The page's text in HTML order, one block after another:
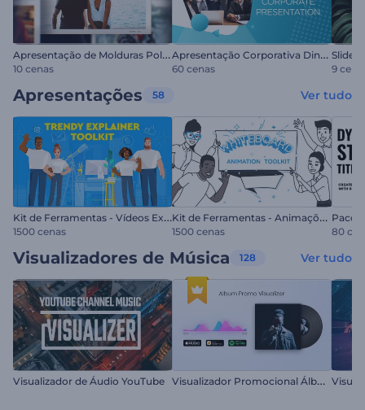
A
presentação de Molduras Polaroid
10 cenas
A
presentação Corporativa Dinâmica
60 cenas 9
Apresentações 58 Ver tudo
K
it de Ferramentas - Vídeos Explicativos Modernos
1500 cenas
K
it de Ferramentas - Animações Whiteboard
1500 cenas 80
Visualizadores de Música 128 Ver tudo
Visualizador de Áudio YouTube V
isualizador Promocional Álbum